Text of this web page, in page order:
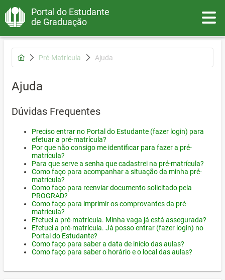
Portal do Estudante
de Graduação
Pré-Matrícula Ajuda
Ajuda
Dúvidas Frequentes
Preciso entrar no Portal do Estudante (fazer login) para
efetuar a pré-matrícula?
Por que não consigo me identificar para fazer a pré-
matrícula?
Para que serve a senha que cadastrei na pré-matrícula?
Como faço para acompanhar a situação da minha pré-
matrícula?
Como faço para reenviar documento solicitado pela
PROGRAD?
Como faço para imprimir os comprovantes da pré-
matrícula?
Efetuei a pré-matrícula. Minha vaga já está assegurada?
Efetuei a pré-matrícula. Já posso entrar (fazer login) no
Portal do Estudante?
Como faço para saber a data de início das aulas?
Como faço para saber o horário e o local das aulas?